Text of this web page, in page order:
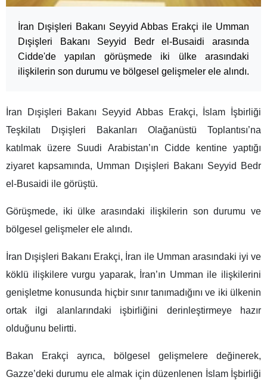
İran Dışişleri Bakanı Seyyid Abbas Erakçi ile Umman
Dışişleri Bakanı Seyyid Bedr el-Busaidi arasında
Cidde'de yapılan görüşmede iki ülke arasındaki
ilişkilerin son durumu ve bölgesel gelişmeler ele alındı.
İran Dışişleri Bakanı Seyyid Abbas Erakçi, İslam İşbirliği
Teşkilatı Dışişleri Bakanları Olağanüstü Toplantısı’na
katılmak üzere Suudi Arabistan’ın Cidde kentine yaptığı
ziyaret kapsamında, Umman Dışişleri Bakanı Seyyid Bedr
el-Busaidi ile görüştü.
Görüşmede, iki ülke arasındaki ilişkilerin son durumu ve
bölgesel gelişmeler ele alındı.
İran Dışişleri Bakanı Erakçi, İran ile Umman arasındaki iyi ve
köklü ilişkilere vurgu yaparak, İran’ın Umman ile ilişkilerini
genişletme konusunda hiçbir sınır tanımadığını ve iki ülkenin
ortak ilgi alanlarındaki işbirliğini derinleştirmeye hazır
olduğunu belirtti.
Bakan Erakçi ayrıca, bölgesel gelişmelere değinerek,
Gazze’deki durumu ele almak için düzenlenen İslam İşbirliği